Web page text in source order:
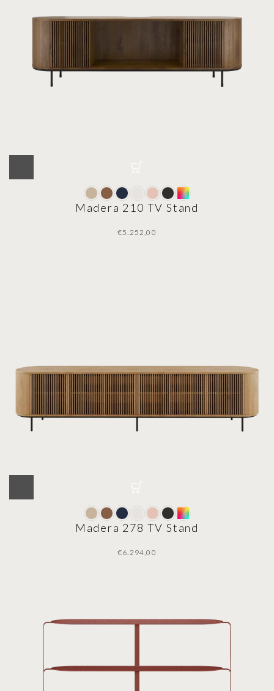
Madera 210 TV Stand
€
Madera 278 TV Stand
€